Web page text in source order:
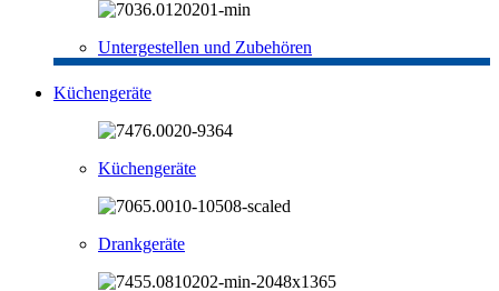
Untergestellen und Zubehören
Küchengeräte
Küchengeräte
Drankgeräte